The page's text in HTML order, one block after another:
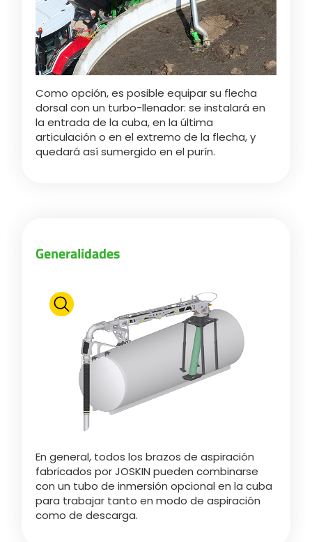
Como opción, es posible equipar su flecha
dorsal con un turbo-llenador: se instalará en
la entrada de la cuba, en la última
articulación o en el extremo de la flecha, y
quedará así sumergido en el purín.
Generalidades
En general, todos los brazos de aspiración
fabricados por JOSKIN pueden combinarse
con un tubo de inmersión opcional en la cuba
para trabajar tanto en modo de aspiración
como de descarga.